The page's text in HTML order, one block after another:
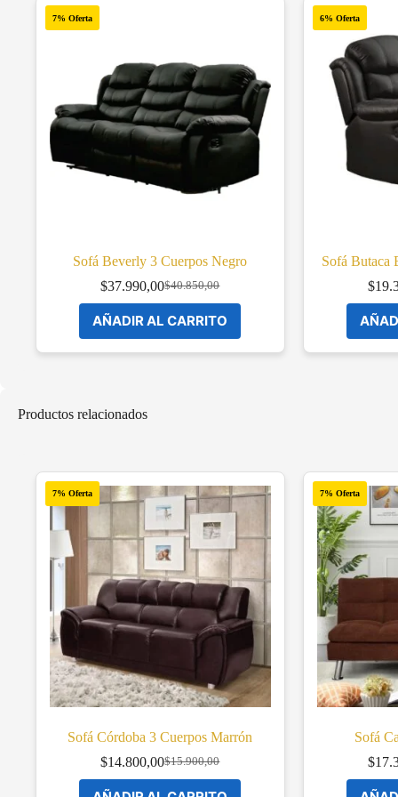
7% Oferta
Sofá Beverly 3 Cuerpos Negro
$40.850,00
Original
was:
$40.850,00.
$37.990,00Current
is:
$37.990,00.
AÑADIR AL CARRITO
6% Oferta
Sofá Butaca
$
Productos relacionados
7% Oferta
Sofá Córdoba 3 Cuerpos Marrón
$15.900,00
Original
price
$14.800,00Current
price
7% Oferta
Sofá
$